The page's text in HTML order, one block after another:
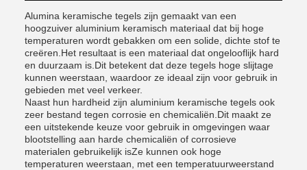
Alumina keramische tegels zijn gemaakt van een
hoogzuiver aluminium keramisch materiaal dat bij hoge
temperaturen wordt gebakken om een solide, dichte stof te
creëren.Het resultaat is een materiaal dat ongelooflijk hard
en duurzaam is.Dit betekent dat deze tegels hoge slijtage
kunnen weerstaan, waardoor ze ideaal zijn voor gebruik in
gebieden met veel verkeer.
Naast hun hardheid zijn aluminium keramische tegels ook
zeer bestand tegen corrosie en chemicaliën.Dit maakt ze
een uitstekende keuze voor gebruik in omgevingen waar
blootstelling aan harde chemicaliën of corrosieve
materialen gebruikelijk isZe kunnen ook hoge
temperaturen weerstaan, met een temperatuurweerstand